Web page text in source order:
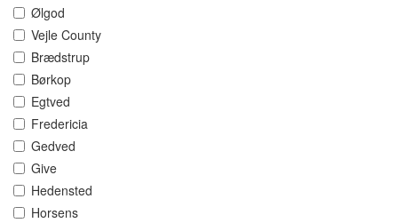
Ølgod
Vejle County
Brædstrup
Børkop
Egtved
Fredericia
Gedved
Give
Hedensted
Horsens